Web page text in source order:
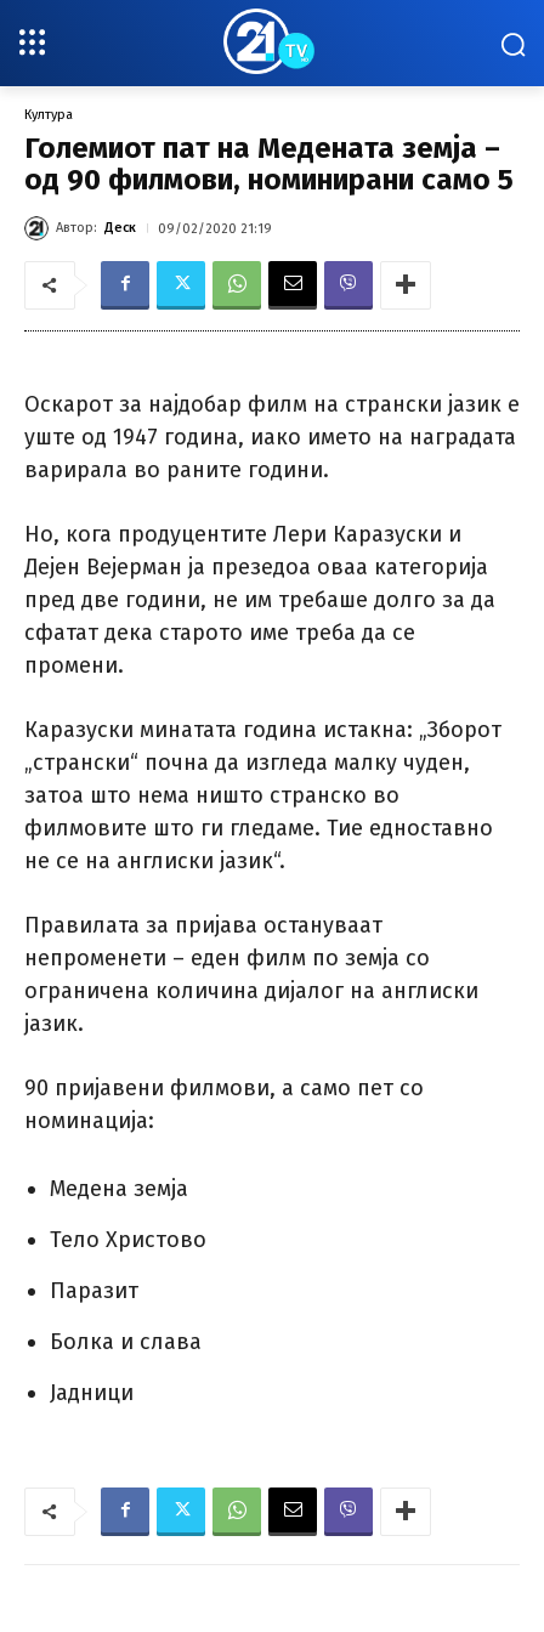
Култура
Големиот пат на Медената земја –
од 90 филмови, номинирани само 5
Автор: Деск 09/02/2020 21:19
Оскарот за најдобар филм на странски јазик е
уште од 1947 година, иако името на наградата
варирала во раните години.
Но, кога продуцентите Лери Каразуски и
Дејен Вејерман ја презедоа оваа категорија
пред две години, не им требаше долго за да
сфатат дека старото име треба да се
промени.
Каразуски минатата година истакна: „Зборот
„странски“ почна да изгледа малку чуден,
затоа што нема ништо странско во
филмовите што ги гледаме. Тие едноставно
не се на англиски јазик“.
Правилата за пријава остануваат
непроменети – еден филм по земја со
ограничена количина дијалог на англиски
јазик.
90 пријавени филмови, а само пет со
номинација:
Медена земја
Тело Христово
Паразит
Болка и слава
Јадници